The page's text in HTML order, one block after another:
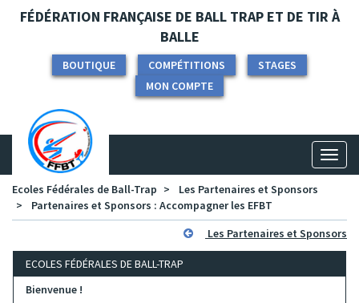
Panneau de gestion des cookies
FÉDÉRATION FRANÇAISE DE BALL TRAP ET DE TIR À
BALLE
BOUTIQUE COMPÉTITIONS
STAGES
MON COMPTE
Ecoles Fédérales de Ball-Trap
Les Partenaires et Sponsors
Partenaires et Sponsors : Accompagner les EFBT
Les Partenaires et Sponsors
ECOLES FÉDÉRALES DE BALL-TRAP
Bienvenue !